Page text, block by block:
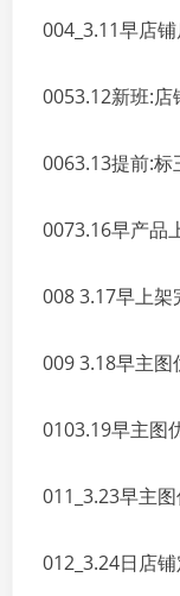
004_3.11早店
0053.12新班:
0063.13提前:
0073.16早产品
008 3.17早上
009 3.18早主
0103.19早主图
011_3.23早主
012_3.24日店